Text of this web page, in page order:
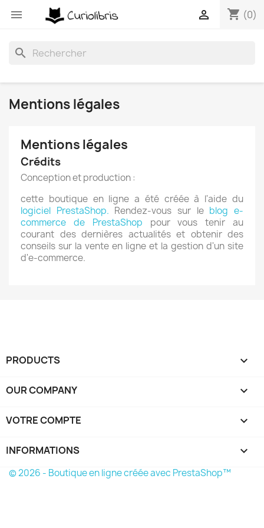
 shopping_cart (0)

search
Mentions légales
Mentions légales
Crédits
Conception et production :
cette boutique en ligne a été créée à l'aide du
logiciel PrestaShop. Rendez-vous sur le blog e-
commerce de PrestaShop pour vous tenir au
courant des dernières actualités et obtenir des
conseils sur la vente en ligne et la gestion d'un site
d'e-commerce.
PRODUCTS 
OUR COMPANY 
VOTRE COMPTE 
INFORMATIONS keyboard_arrow_down
© 2026 - Boutique en ligne créée avec PrestaShop™